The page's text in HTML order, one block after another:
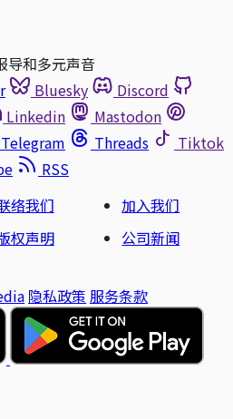
导和多元声音
Bluesky
Discord
Linkedin
Mastodon
Telegram Threads
Tiktok
RSS
络我们
加入我们
权声明
公司新闻
隐私政策 服务条款